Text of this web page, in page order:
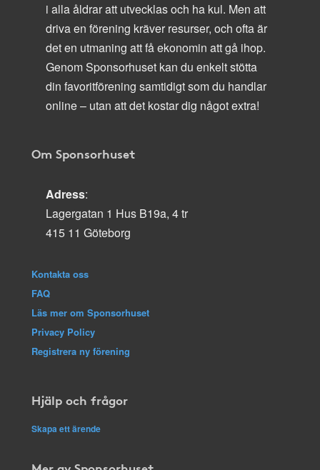
i alla åldrar att utvecklas och ha kul. Men att
driva en förening kräver resurser, och ofta är
det en utmaning att få ekonomin att gå ihop.
Genom Sponsorhuset kan du enkelt stötta
din favoritförening samtidigt som du handlar
online – utan att det kostar dig något extra!
Om Sponsorhuset
Adress:
Lagergatan 1 Hus B19a, 4 tr
415 11 Göteborg
Kontakta oss
FAQ
Läs mer om Sponsorhuset
Privacy Policy
Registrera ny förening
Hjälp och frågor
Skapa ett ärende